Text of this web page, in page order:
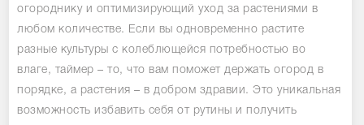
огороднику и оптимизирующий уход за растениями в
любом количестве. Если вы одновременно растите
разные культуры с колеблющейся потребностью во
влаге, таймер – то, что вам поможет держать огород в
порядке, а растения – в добром здравии. Это уникальная
возможность избавить себя от рутины и получить